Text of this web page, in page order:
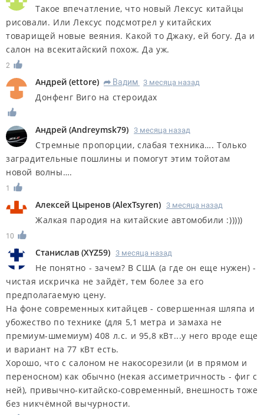
Такое впечатление, что новый Лексус китайцы
рисовали. Или Лексус подсмотрел у китайских
товарищей новые веяния. Какой то Джаку, ей богу. Да и
салон на всекитайский похож. Да уж.
2
Андрей (ettore) R Вадим 3 месяца назад
Донфенг Виго на стероидах
Андрей (Andreymsk79) 3 месяца назад
Стремные пропорции, слабая техника…. Только
заградительные пошлины и помогут этим тойотам
новой волны….
1
Алексей Цыренов (AlexTsyren) 3 месяца назад
Жалкая пародия на китайские автомобили :)))))
10
Станислав (XYZ59) 3 месяца назад
Не понятно - зачем? В США (а где он еще нужен) -
чистая искричка не зайдёт, тем более за его
предполагаемую цену.
На фоне современных китайцев - совершенная шляпа и
убожество по технике (для 5,1 метра и замаха не
премиум-шмемиум) 408 л.с. и 95,8 кВт...у него вроде еще
и вариант на 77 кВт есть.
Хорошо, что с салоном не накосорезили (и в прямом и
переносном) как обычно (некая ассиметричность - фиг с
ней), привычно-китайско-современный, внешность тоже
без никчёмной вычурности.